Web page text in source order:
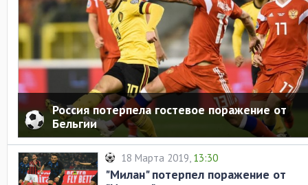
Россия потерпела гостевое поражение от
Бельгии
18 Марта 2019, 13:30
"Милан" потерпел поражение от